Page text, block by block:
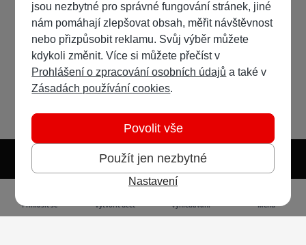
Světlý režim Předvolba systému
Přihlásit se Vytvořit účet Vyhledávání Menu
jsou nezbytné pro správné fungování stránek, jiné
nám pomáhají zlepšovat obsah, měřit návštěvnost
nebo přizpůsobit reklamu. Svůj výběr můžete
kdykoli změnit. Více si můžete přečíst v
Prohlášení o zpracování osobních údajů a také v
Zásadách používání cookies.
Použít jen nezbytné
Povolit vše
Nastavení